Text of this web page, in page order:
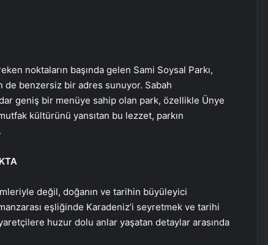
noktaların başında gelen Sami Soysal Parkı,
benzersiz bir adres sunuyor. Sabah
geniş bir menüye sahip olan park, özellikle Ünye
kültürünü yansıtan bu lezzet, parkın
değil, doğanın ve tarihin büyüleyici
eşliğinde Karadeniz’i seyretmek ve tarihi
huzur dolu anlar yaşatan detaylar arasında